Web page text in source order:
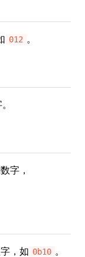
012 。
字，
，如 0b10 。